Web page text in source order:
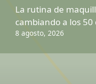
La rutina de
cambiando a los
8 agosto, 2026